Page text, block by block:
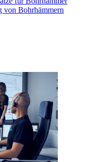
von Bohrhämmern